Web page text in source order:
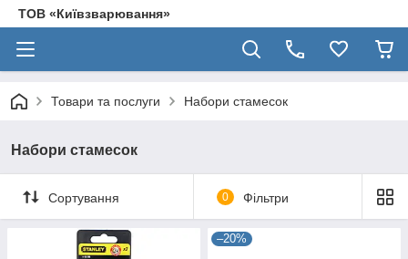
ТОВ «Київзварювання»
Товари та послуги Набори стамесок
Набори стамесок
Сортування 0 Фільтри
–20%